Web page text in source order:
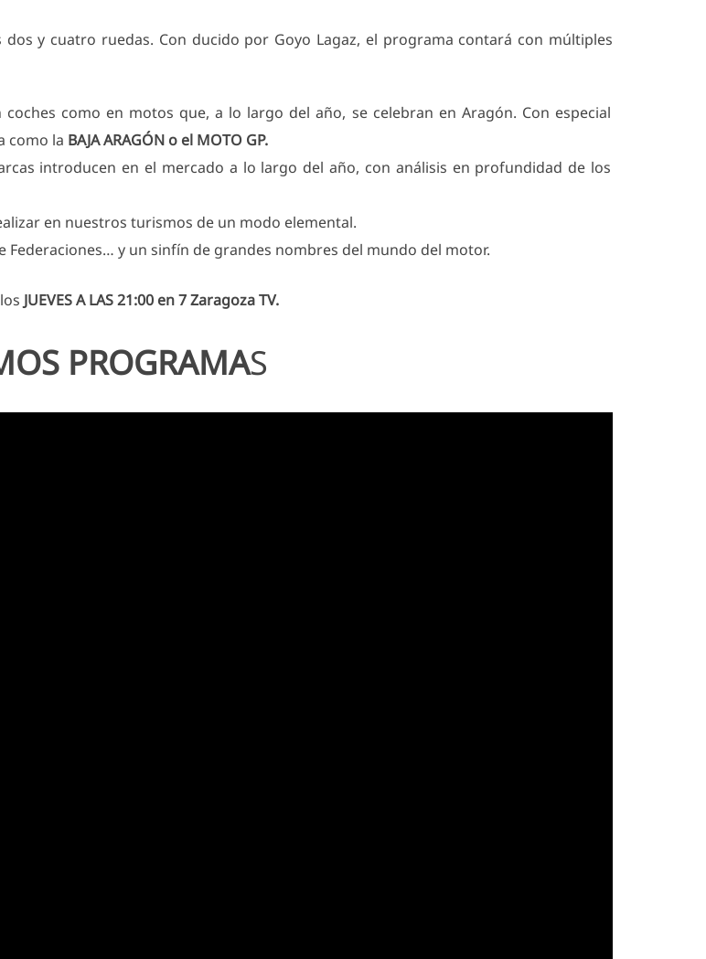
y cuatro ruedas. Con ducido por Goyo Lagaz, el programa contará con múltiples
como en motos que, a lo largo del año, se celebran en Aragón. Con especial
como la BAJA ARAGÓN o el MOTO GP.
introducen en el mercado a lo largo del año, con análisis en profundidad de los
en nuestros turismos de un modo elemental.
y un sinfín de grandes nombres del mundo del motor.
JUEVES A LAS 21:00 en 7 Zaragoza TV.
PROGRAMAS